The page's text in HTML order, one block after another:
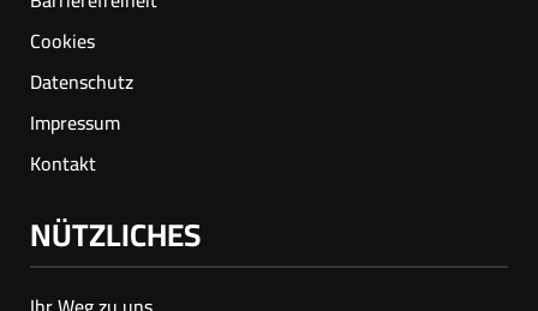
Cookies
Datenschutz
Impressum
Kontakt
NÜTZLICHES